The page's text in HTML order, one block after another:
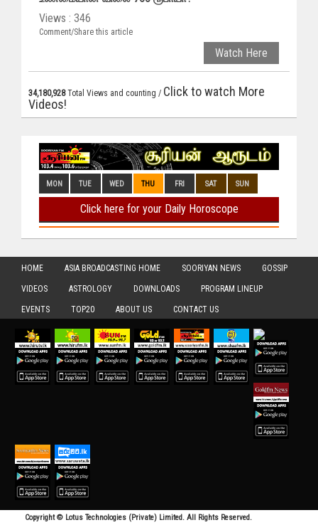
Views : 346
Comment/Share this article
Watch Here
34,180,928Total Views and counting / Click to watch More
Videos!
HOME ASIA BROADCASTING HOME SOORIYAN NEWS GOSSIP
VIDEOS ASTROLOGY DOWNLOADS PROGRAM LINEUP
EVENTS TOP20 ABOUT US CONTACT US
Copyright © Lotus Technologies (Private) Limited. All Rights Reserved.